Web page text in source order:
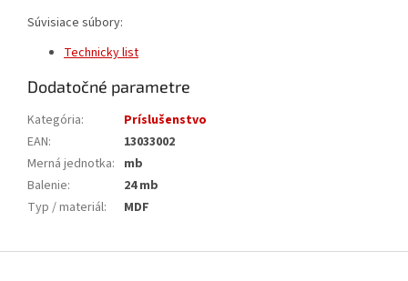
Súvisiace súbory:
Technicky list
Dodatočné parametre
Kategória:
Príslušenstvo
EAN:
13033002
Merná jednotka: mb
Balenie:
24 mb
Typ / materiál: MDF